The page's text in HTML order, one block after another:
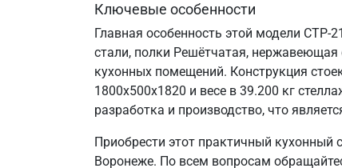
Ключевые особенности
Главная особенность этой модели СТР-
стали, полки Решётчатая, нержавеющая
кухонных помещений. Конструкция
1800х500х1820 и весе в 39.200 кг
разработка и производство, что
Приобрести этот практичный
Воронеже. По всем вопросам